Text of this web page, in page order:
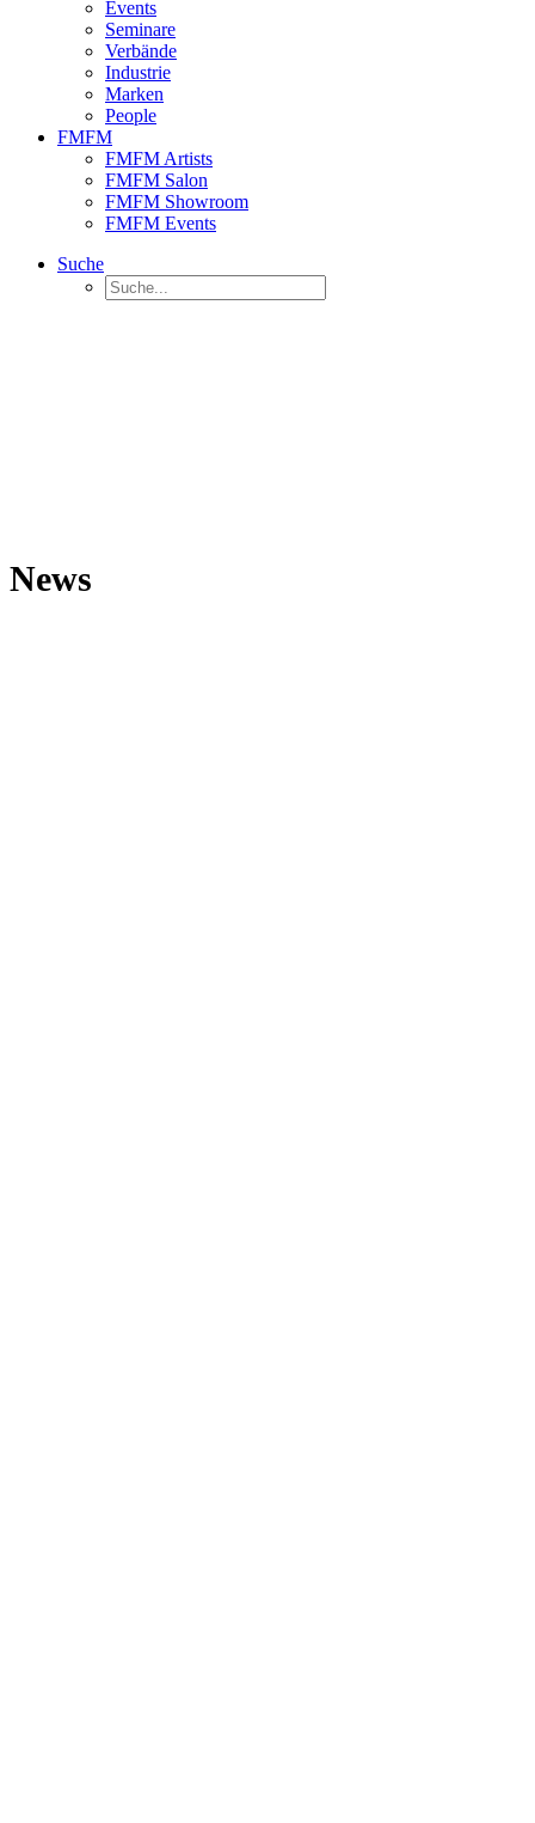
Events
Seminare
Verbände
Industrie
Marken
People
FMFM
FMFM Artists
FMFM Salon
FMFM Showroom
FMFM Events
Suche
News